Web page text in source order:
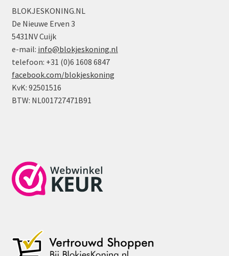
aantal
aantal
BLOKJESKONING.NL
De Nieuwe Erven 3
5431NV Cuijk
e-mail: info@blokjeskoning.nl
telefoon: +31 (0)6 1608 6847
facebook.com/blokjeskoning
KvK: 92501516
BTW: NL001727471B91